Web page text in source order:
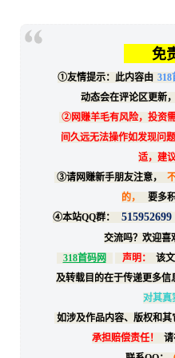
免
①友情提示：此内容由 318
动态会在评论区更新
②网赚羊毛有风险，投资
间久远无法操作如发现问
适，建
③请网赚新手朋友注意，
的，
要多
④本站QQ群：
515952699
交流吗？欢迎喜
318首码网
声明：
该
及转载目的在于传递更多信
对其真
如涉及作品内容、版权和其
承担赔偿责任！
请